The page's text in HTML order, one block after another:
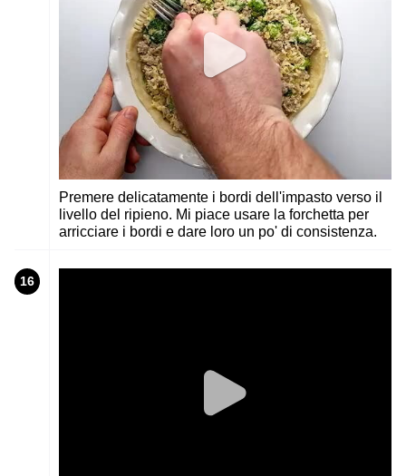
Premere delicatamente i bordi dell'impasto verso il
livello del ripieno. Mi piace usare la forchetta per
arricciare i bordi e dare loro un po' di consistenza.
16